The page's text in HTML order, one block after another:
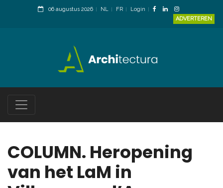
06 augustus 2026 NL FR
Login
ADVERTEREN
COLUMN. Heropening
van het LaM in